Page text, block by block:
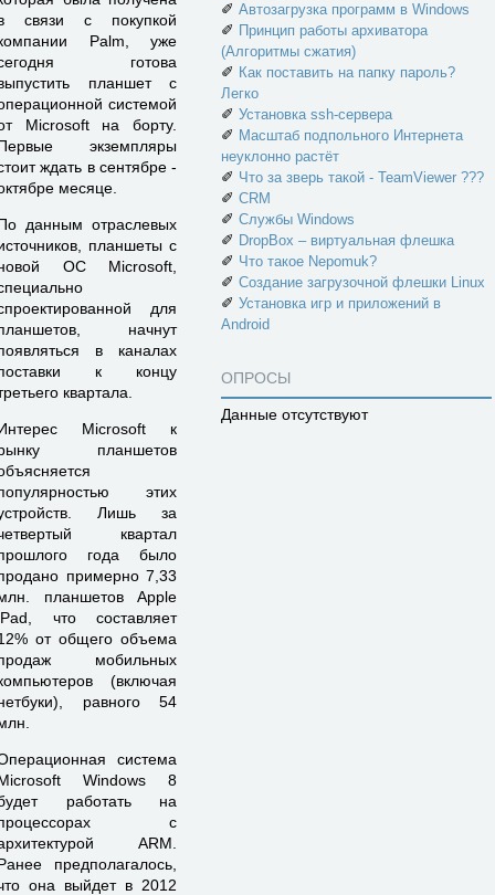
связи с покупкой
Palm, уже
готова
планшет с
системой
Microsoft на борту.
экземпляры
ждать в сентябре -
месяце.
данным отраслевых
планшеты с
ОС Microsoft,
для
начнут
в каналах
к концу
квартала.
Microsoft к
планшетов
этих
Лишь за
квартал
года было
примерно 7,33
планшетов Apple
что составляет
от общего объема
мобильных
(включая
равного 54
система
Windows 8
работать на
с
ARM.
предполагалось,
она выйдет в 2012
✐ Автозагрузка программ в Windows
✐ Принцип работы архиватора
(Алгоритмы сжатия)
✐ Как поставить на папку пароль?
Легко
✐ Установка ssh-сервера
✐ Масштаб подпольного Интернета
неуклонно растёт
✐ Что за зверь такой - TeamViewer ???
✐ CRM
✐ Службы Windows
✐ DropBox – виртуальная флешка
✐ Что такое Nepomuk?
✐ Создание загрузочной флешки Linux
✐ Установка игр и приложений в
Android
ОПРОСЫ
Данные отсутствуют